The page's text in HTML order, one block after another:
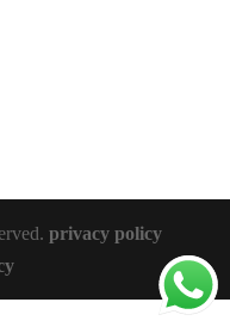
privacy policy